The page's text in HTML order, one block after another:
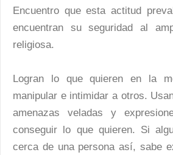
Encuentro que esta actitud
encuentran su seguridad al
religiosa.
Logran lo que quieren en la
manipular e intimidar a otros.
amenazas veladas y
conseguir lo que quieren. Si
cerca de una persona así, sabe